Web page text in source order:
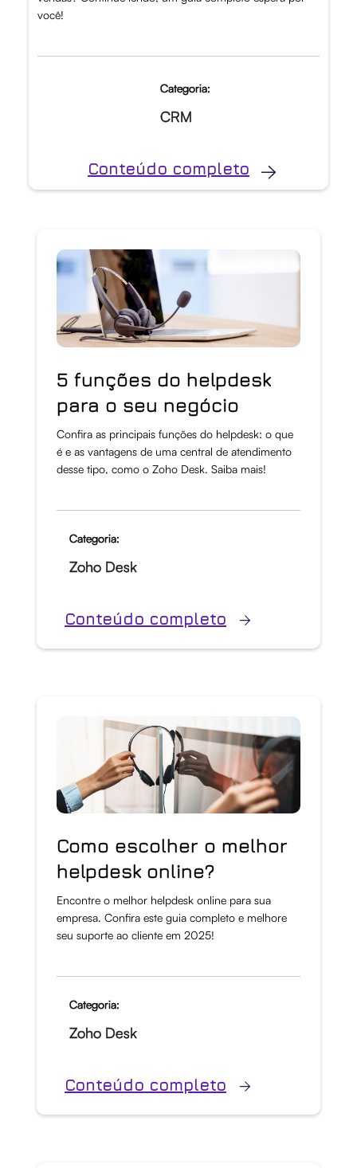
você!
Categoria:
CRM
Conteúdo completo
5 funções do helpdesk
para o seu negócio
Confira as principais funções do helpdesk: o que
é e as vantagens de uma central de atendimento
desse tipo, como o Zoho Desk. Saiba mais!
Categoria:
Zoho Desk
Conteúdo completo
Como escolher o melhor
helpdesk online?
Encontre o melhor helpdesk online para sua
empresa. Confira este guia completo e melhore
seu suporte ao cliente em 2025!
Categoria:
Zoho Desk
Conteúdo completo